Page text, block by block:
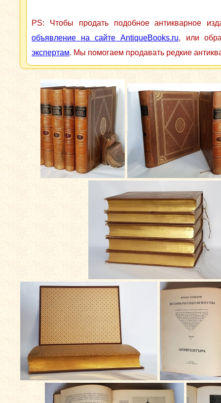
PS: Чтобы продать подобное антикварное
объявление на сайте AntiqueBooks.ru, или
экспертам. Мы помогаем продавать редкие